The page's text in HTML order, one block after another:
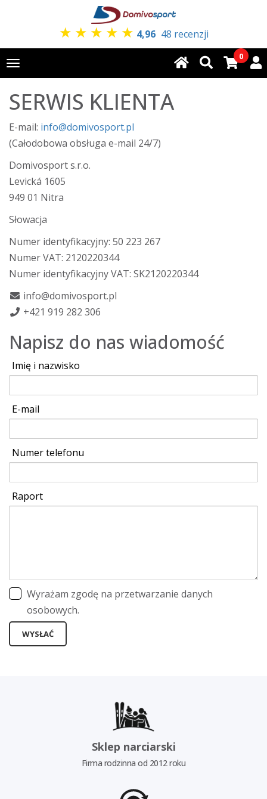
★ ★ ★ ★ ★ 4,96 48 recenzji
Toggle
navigation
0
SERWIS KLIENTA
E-mail: info@domivosport.pl
(Całodobowa obsługa e-mail 24/7)
Domivosport s.r.o.
Levická 1605
949 01 Nitra
Słowacja
Numer identyfikacyjny: 50 223 267
Numer VAT: 2120220344
Numer identyfikacyjny VAT: SK2120220344
info@domivosport.pl
+421 919 282 306
Napisz do nas wiadomość
Imię i nazwisko
E-mail
Numer telefonu
Raport
Wyrażam zgodę na przetwarzanie danych
osobowych.
WYSŁAĆ
Sklep narciarski
Firma rodzinna od 2012 roku